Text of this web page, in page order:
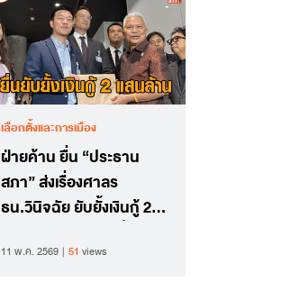
เลือกตั้งและการเมือง
ฝ่ายค้าน ยื่น “ประธาน
สภา” ส่งเรื่องศาลร
ธน.วินิจฉัย ยับยั้งเงินกู้ 2
แค่จะยื่นให้เร็ว
11 พ.ค. 2569 51 views